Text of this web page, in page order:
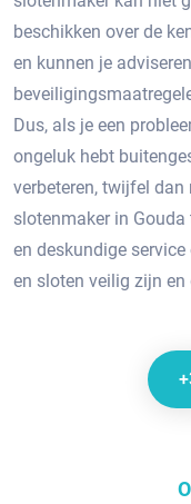
beschikken over de
en kunnen je
Dus, als je een
ongeluk hebt
verbeteren, twijfel
slotenmaker in
en deskundige
en sloten veilig zijn